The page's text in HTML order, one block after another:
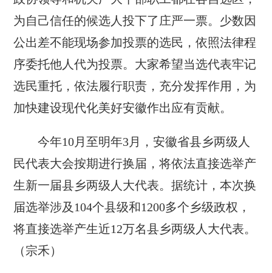
为自己信任的候选人投下了庄严一票。少数因
公出差不能现场参加投票的选民，依照法律程
序委托他人代为投票。大家希望当选代表牢记
选民重托，依法履行职责，充分发挥作用，为
加快建设现代化美好安徽作出应有贡献。
今年10月至明年3月，安徽省县乡两级人
民代表大会按期进行换届，将依法直接选举产
生新一届县乡两级人大代表。据统计，本次换
届选举涉及104个县级和1200多个乡级政权，
将直接选举产生近12万名县乡两级人大代表。
（宗禾）